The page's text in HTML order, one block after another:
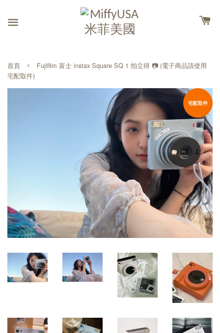
首頁 ›
Fujifilm 富士 instax Square SQ 1 拍立得 📷 (電子商品請使用
宅配取件)
宅配取件